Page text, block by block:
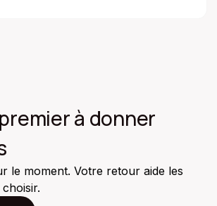
à donner
le moment. Votre retour aide les